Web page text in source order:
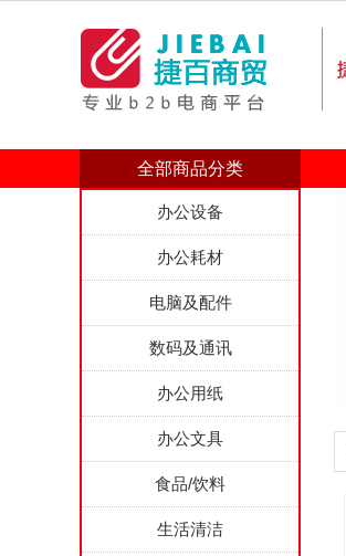
全部商品分类
办公设备
办公耗材
电脑及配件
数码及通讯
办公用纸
办公文具
食品/饮料
生活清洁